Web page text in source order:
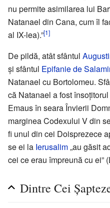
nu permite asimilarea lui
Natanael din Cana, cum îl
al IX-lea).”[1]
De pildă, atât sfântul
și sfântul Epifanie de
Natanael cu Bortolomeu.
că Natanael a fost
Emaus în seara Învierii
marginea Codexului V din
fi unul din cei Doisprezece
se ei la Ierusalim„au găsit
cei ce erau împreună cu ei”
Dintre Cei